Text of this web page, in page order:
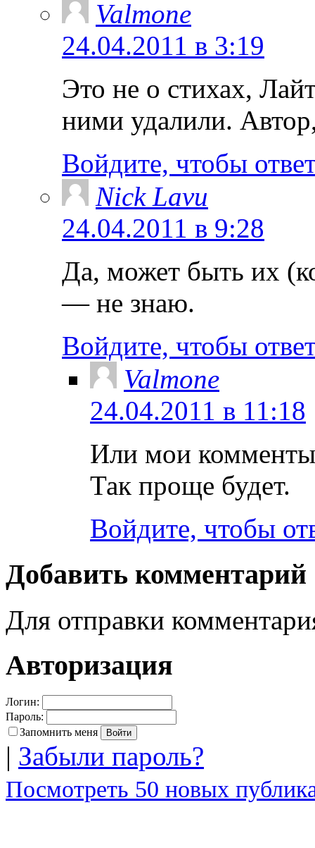
Valmone
24.04.2011 в 3:19
Это не о стихах,
ними удалили.
Войдите, чтобы
Nick Lavu
24.04.2011 в 9:28
Да, может быть их
— не знаю.
Войдите, чтобы
Valmone
24.04.2011 в 11:18
Или мои
Так проще будет.
Войдите, чтобы
Добавить комментарий
Для отправки
Авторизация
Логин:
Пароль:
Запомнить меня
| Забыли пароль?
Посмотреть 50 новых